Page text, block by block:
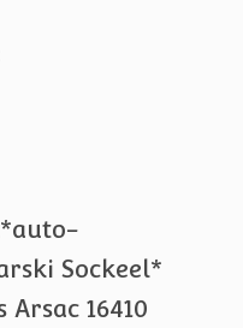
Sockeel*
Arsac 16410